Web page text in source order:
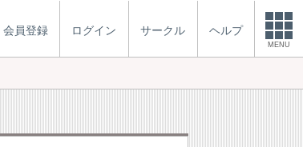
会員登録 ログイン サークル ヘルプ
MENU